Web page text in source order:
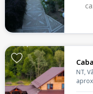
NT,